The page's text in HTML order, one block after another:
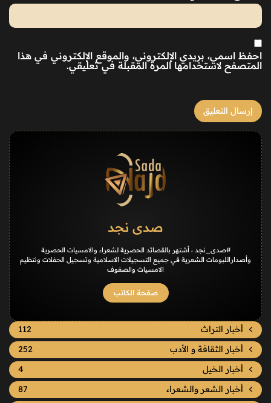
احفظ اسمي، بريدي الإلكتروني، والموقع الإلكتروني في هذا
المتصفح لاستخدامها المرة المقبلة في تعليقي.
صدى نجد
#صدى_نجد ، أشتهر بالقصائد الحصرية لشعراء والامسيات الحصرية
وأصداراللبومات الشعرية في جميع التسجيلات الاسلامية وتسجيل الحفلات ونتظيم
الامسيات والصفوف
صفحة الكاتب
أخبار التراث
112
أخبار الثقافة و الأدب
252
أخبار الخيل
4
أخبار الشعر والشعراء
87